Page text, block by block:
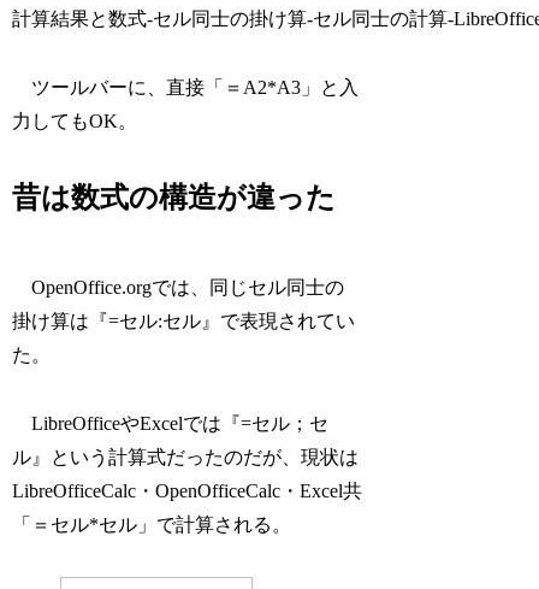
計算結果と数式-セル同士の掛け算-セル同士の計算-
ツールバーに、直接「＝A2*A3」と入
力してもOK。
昔は数式の構造が違った
OpenOffice.orgでは、同じセル同士の
掛け算は『=セル:セル』で表現されてい
た。
LibreOfficeやExcelでは『=セル；セ
ル』という計算式だったのだが、現状は
LibreOfficeCalc・OpenOfficeCalc・Excel共
「＝セル*セル」で計算される。